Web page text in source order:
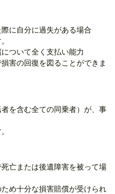
に自分に過失がある場合
ついて全く支払い能力
害の回復を図ることができま
を含む全ての同乗者）が、事
亡または後遺障害を被って場
め十分な損害賠償が受けられ